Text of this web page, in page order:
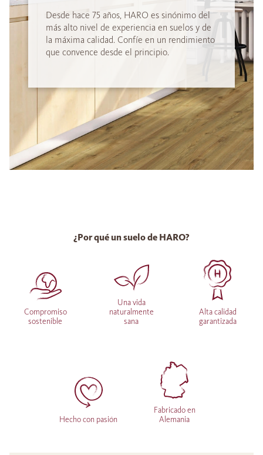
Desde hace 75 años, HARO es sinónimo del
más alto nivel de experiencia en suelos y de
la máxima calidad. Confíe en un rendimiento
que convence desde el principio.
¿Por qué un suelo de HARO?
Compromiso
sostenible
Una vida
naturalmente
sana
Alta calidad
garantizada
Hecho con pasión
Fabricado en
Alemania